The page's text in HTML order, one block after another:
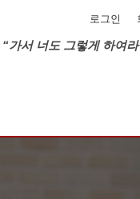
로그인
“가서 너도 그렇게 하여